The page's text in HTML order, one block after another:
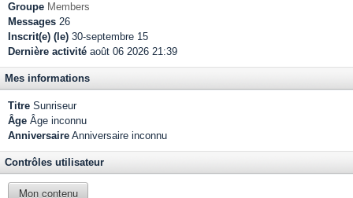
Groupe Members
Messages 26
Inscrit(e) (le) 30-septembre 15
Dernière activité août 06 2026 21:39
Mes informations
Titre Sunriseur
Âge Âge inconnu
Anniversaire Anniversaire inconnu
Contrôles utilisateur
Mon contenu